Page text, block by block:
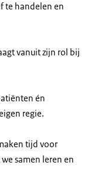
te handelen en
vanuit zijn rol bij
én
regie.
tijd voor
samen leren en